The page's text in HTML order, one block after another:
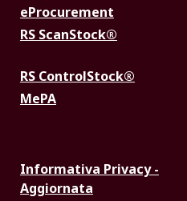
eProcurement
RS ScanStock®
RS ControlStock®
MePA
Informativa Privacy -
Aggiornata